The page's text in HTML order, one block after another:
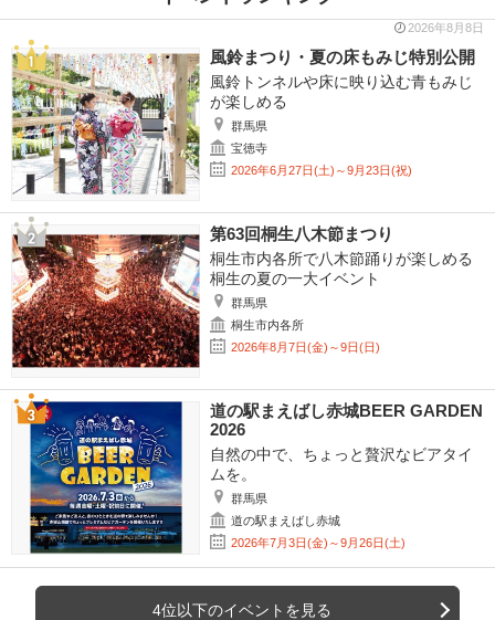
2026年8月8日
風鈴まつり・夏の床もみじ特別公開
風鈴トンネルや床に映り込む青もみじ
が楽しめる
群馬県
宝徳寺
2026年6月27日(土)～9月23日(祝)
第63回桐生八木節まつり
桐生市内各所で八木節踊りが楽しめる
桐生の夏の一大イベント
群馬県
桐生市内各所
2026年8月7日(金)～9日(日)
道の駅まえばし赤城BEER GARDEN
2026
自然の中で、ちょっと贅沢なビアタイ
ムを。
群馬県
道の駅まえばし赤城
2026年7月3日(金)～9月26日(土)
4位以下のイベントを見る